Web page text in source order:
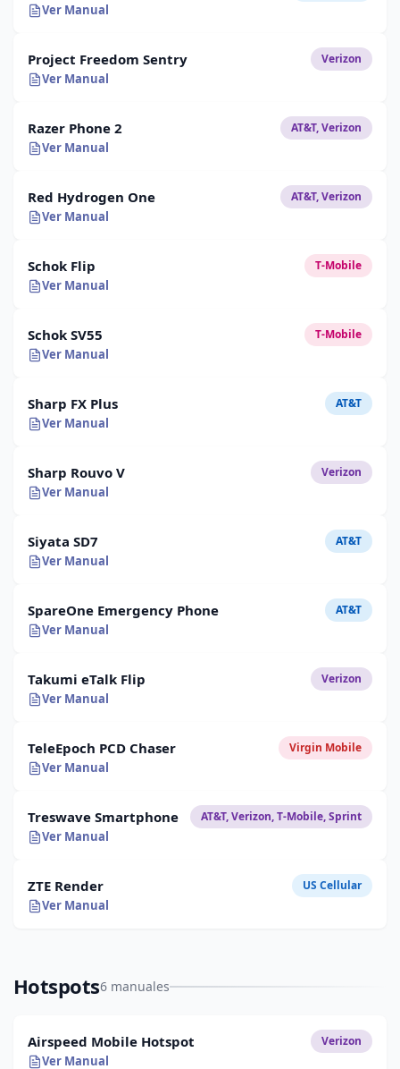
Ver Manual
Project Freedom Sentry Verizon
Ver Manual
Razer Phone 2 AT&T, Verizon
Ver Manual
Red Hydrogen One AT&T, Verizon
Ver Manual
Schok Flip T-Mobile
Ver Manual
Schok SV55 T-Mobile
Ver Manual
Sharp FX Plus AT&T
Ver Manual
Sharp Rouvo V Verizon
Ver Manual
Siyata SD7 AT&T
Ver Manual
SpareOne Emergency Phone AT&T
Ver Manual
Takumi eTalk Flip Verizon
Ver Manual
TeleEpoch PCD Chaser Virgin Mobile
Ver Manual
Treswave Smartphone AT&T, Verizon, T-Mobile, Sprint
Ver Manual
ZTE Render US Cellular
Ver Manual
Hotspots6 manuales
Airspeed Mobile Hotspot Verizon
Ver Manual